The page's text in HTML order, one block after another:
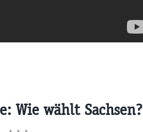
Wie wählt Sachsen?